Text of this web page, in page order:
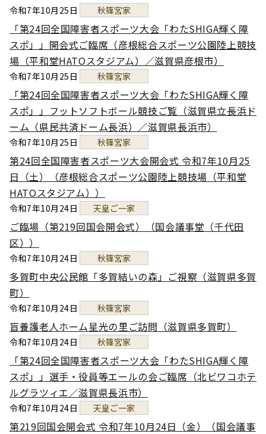
令和7年10月25日 秋篠宮家
「第24回全国障害者スポーツ大会「わたSHIGA輝く障
スポ」」開会式ご臨席（彦根総合スポーツ公園陸上競技
場（平和堂HATOスタジアム）／滋賀県彦根市）
令和7年10月25日 秋篠宮家
「第24回全国障害者スポーツ大会「わたSHIGA輝く障
スポ」」フットソフトボール競技ご覧（滋賀県立長浜ド
ーム（県民共済ドーム長浜）／滋賀県長浜市）
令和7年10月25日 秋篠宮家
第24回全国障害者スポーツ大会開会式 令和7年10月25
日（土）（彦根総合スポーツ公園陸上競技場（平和堂
HATOスタジアム））
令和7年10月24日 天皇ご一家
ご臨場（第219回国会開会式）（国会議事堂（千代田
区））
令和7年10月24日 秋篠宮家
多賀町中央公民館「多賀結いの森」ご視察（滋賀県多賀
町）
令和7年10月24日 秋篠宮家
盲養護老人ホーム星光の里ご訪問（滋賀県多賀町）
令和7年10月24日 秋篠宮家
「第24回全国障害者スポーツ大会「わたSHIGA輝く障
スポ」」選手・役員等エールの会ご臨席（北ビワコホテ
ルグラツィエ／滋賀県長浜市）
令和7年10月24日 天皇ご一家
第219回国会開会式 令和7年10月24日（金）（国会議事